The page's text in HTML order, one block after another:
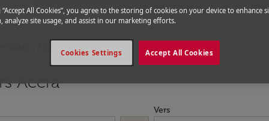
Accra
Vers
Veuillez mettre à jour votre sélection.
“Accept All Cookies”, you agree to the storing of cookies on your device to enhance
analyze site usage, and assist in our marketing efforts.
Accept All Cookies
Cookies Settings